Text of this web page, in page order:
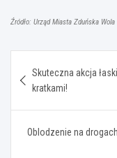
Źródło: Urząd Miasta Zduńska Wola
wpisu
Skuteczna akcja
kratkami!
Oblodzenie na